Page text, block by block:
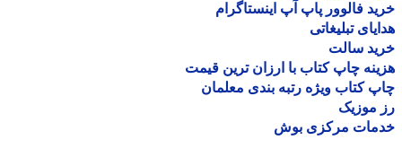
فالوور پاپ آپ اینستاگرام
تبلیغاتی
سالت
چاپ کتاب با ارزان ترین قیمت
کتاب ویژه رتبه بندی معلمان
موزیک
مرکزی بوش